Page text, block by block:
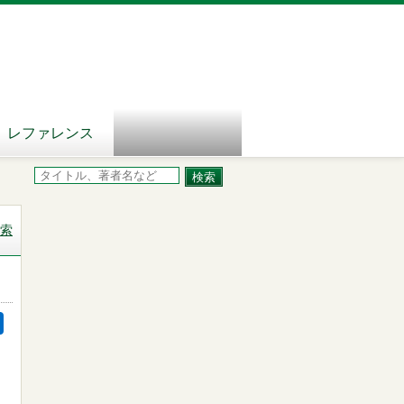
レファレンス